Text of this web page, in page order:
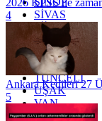
SİVAS
SİİRT
TEKİRDAĞ
TOKAT
TRABZON
TUNCELİ
UŞAK
VAN
YALOVA
4
Ankara Kedileri 27
5